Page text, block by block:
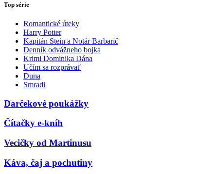
Top série
Romantické úteky
Harry Potter
Kapitán Stein a Notár Barbarič
Denník odvážneho bojka
Krimi Dominika Dána
Učím sa rozprávať
Duna
Smradi
Darčekové poukážky
Čítačky e-kníh
Vecičky od Martinusu
Káva, čaj a pochutiny